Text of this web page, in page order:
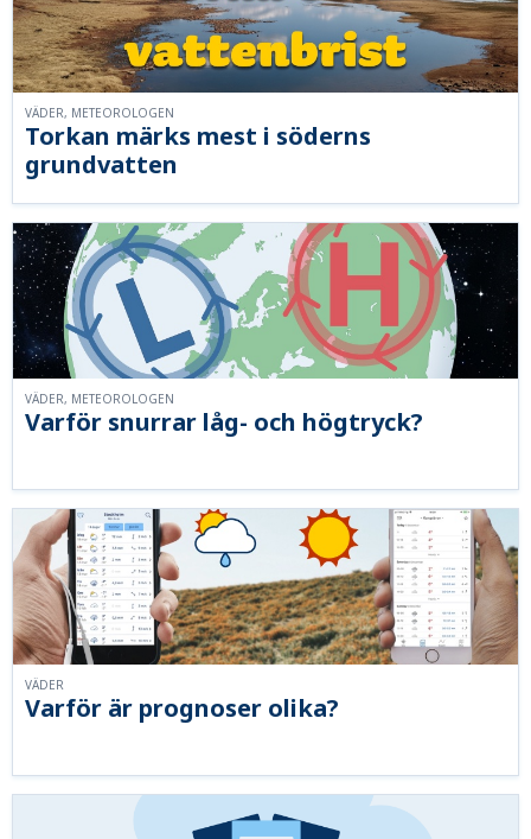
Torkan märks mest i söderns
grundvatten
VÄDER, METEOROLOGEN
Varför snurrar låg- och högtryck?
VÄDER, METEOROLOGEN
Varför är prognoser olika?
VÄDER